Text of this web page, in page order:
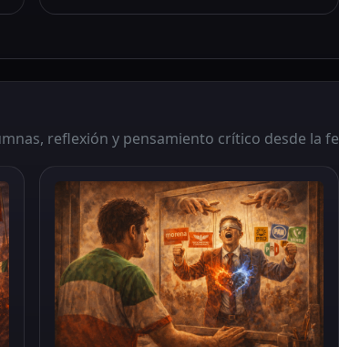
reflexión y pensamiento crítico desde la fe